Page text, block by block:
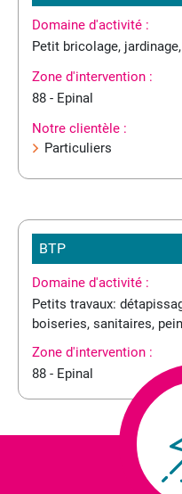
Domaine d'activité :
Petit bricolage,
Zone d'intervention :
88 - Epinal
Notre clientèle :
Particuliers
BTP
Domaine d'activité :
Petits travaux:
boiseries, sanitaires,
Zone d'intervention :
88 - Epinal